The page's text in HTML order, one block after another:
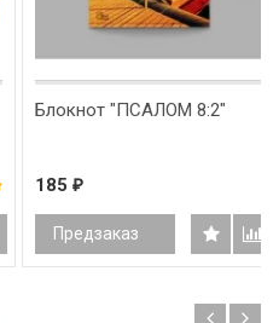
Блокнот "ПСАЛОМ 8:2"
185 ₽
Предзаказ